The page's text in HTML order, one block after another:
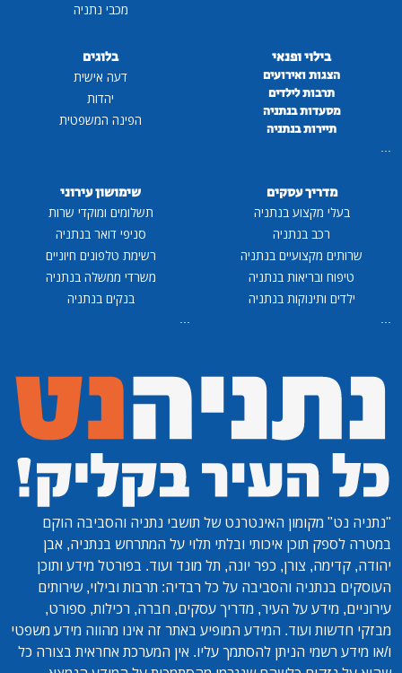
מכבי נתניה
בילוי ופנאי
הצגות ואירועים
תרבות לילדים
מסעדות בנתניה
תיירות בנתניה
...
בלוגים
דעה אישית
יהדות
הפינה המשפטית
מדריך עסקים
בעלי מקצוע בנתניה
רכב בנתניה
שרותים מקצועיים בנתניה
טיפוח ובריאות בנתניה
ילדים ותינוקות בנתניה
...
שימושון עירוני
תשלומים ומוקדי שרות
סניפי דואר בנתניה
רשימת טלפונים חיוניים
משרדי ממשלה בנתניה
בנקים בנתניה
...
"נתניה נט" מקומון האינטרנט של תושבי נתניה והסביבה הוקם
במטרה לספק תוכן איכותי ובלתי תלוי על המתרחש בנתניה, אבן
יהודה, קדימה, צורן, כפר יונה, תל מונד ועוד. בפורטל מידע ותוכן
העוסקים בנתניה והסביבה על כל רבדיה: תרבות ובילוי, שירותים
עירוניים, מידע על העיר, מדריך עסקים, חברה, רכילות, ספורט,
מבזקי חדשות ועוד. המידע המופיע באתר זה אינו מהווה מידע משפטי
ו/או מידע רשמי הניתן להסתמך עליו. אין המערכת אחראית בצורה כל